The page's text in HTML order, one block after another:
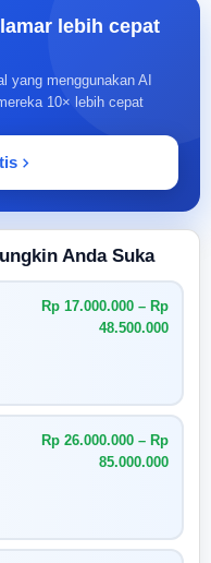
lebih cepat
yang menggunakan AI
10× lebih cepat
Anda Suka
Rp 17.000.000 – Rp
48.500.000
Rp 26.000.000 – Rp
85.000.000